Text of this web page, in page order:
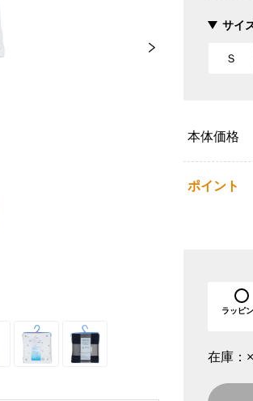
サイ
Ｓ
本体価格
ポイント
ラッピ
在庫： ×